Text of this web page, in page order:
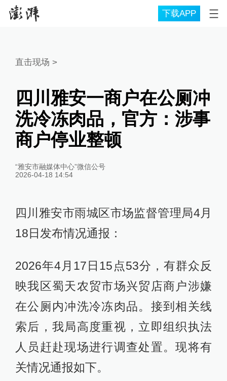
下载APP
直击现场 >
四川雅安一商户在公厕冲
洗冷冻肉品，官方：涉事
商户停业整顿
“雅安市融媒体中心”微信公号
2026-04-18 14:54
四川雅安市雨城区市场监督管理局4月
18日发布情况通报：
2026年4月17日15点53分，有群众反
映我区蜀天农贸市场兴贸店商户涉嫌
在公厕内冲洗冷冻肉品。接到相关线
索后，我局高度重视，立即组织执法
人员赶赴现场进行调查处置。现将有
关情况通报如下。